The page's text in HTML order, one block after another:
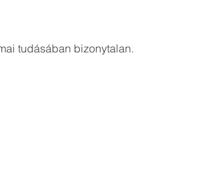
tudásában bizonytalan.